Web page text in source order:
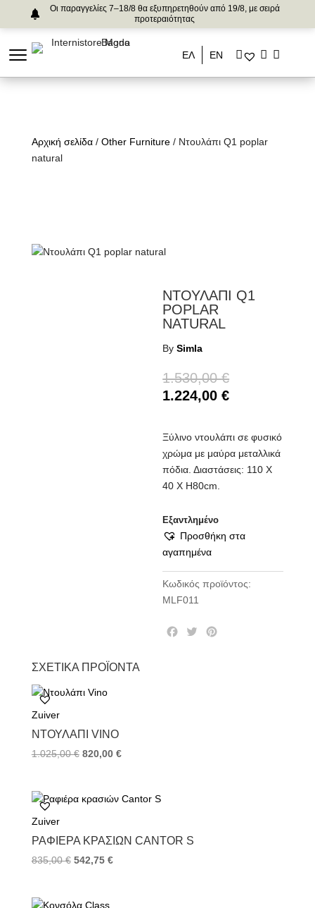
Οι παραγγελίες 7–18/8 θα εξυπηρετηθούν από 19/8, με σειρά
προτεραιότητας
ΕΛ ΕΝ
Αρχική σελίδα/ Other Furniture/ Ντουλάπι Q1 poplar
natural
ΝΤΟΥΛΑΠΙ Q1
POPLAR
NATURAL
BySimla
1.530,00€
1.224,00€
Ξύλινο ντουλάπι σε φυσικό
χρώμα με μαύρα μεταλλικά
πόδια. Διαστάσεις: 110 Χ
40 Χ Η80cm.
Εξαντλημένο
Προσθήκη στα
αγαπημένα
Κωδικός προϊόντος:
MLF011
T
ΣΧΕΤΙΚΆ ΠΡΟΪΌΝΤΑ
Zuiver
ΝΤΟΥΛΆΠΙ VINO
1.025,00€ 820,00 €
Zuiver
ΡΑΦΙΈΡΑ ΚΡΑΣΙΏΝ CANTOR S
835,00€ 542,75 €